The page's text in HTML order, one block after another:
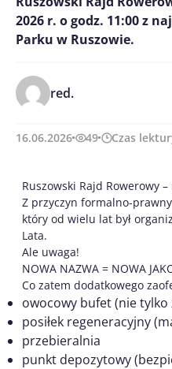
2026 r. o godz. 11:00 z
Parku w Ruszowie.
red.
16.06.2026 49 Czas
Ruszowski Rajd Rowerowy
Z przyczyn formalno-
który od wielu lat był
Lata.
Ale uwaga!
NOWA NAZWA = NOWA
Co zatem dodatkowego
owocowy bufet (nie
posiłek regeneracyjny
przebieralnia
punkt depozytowy